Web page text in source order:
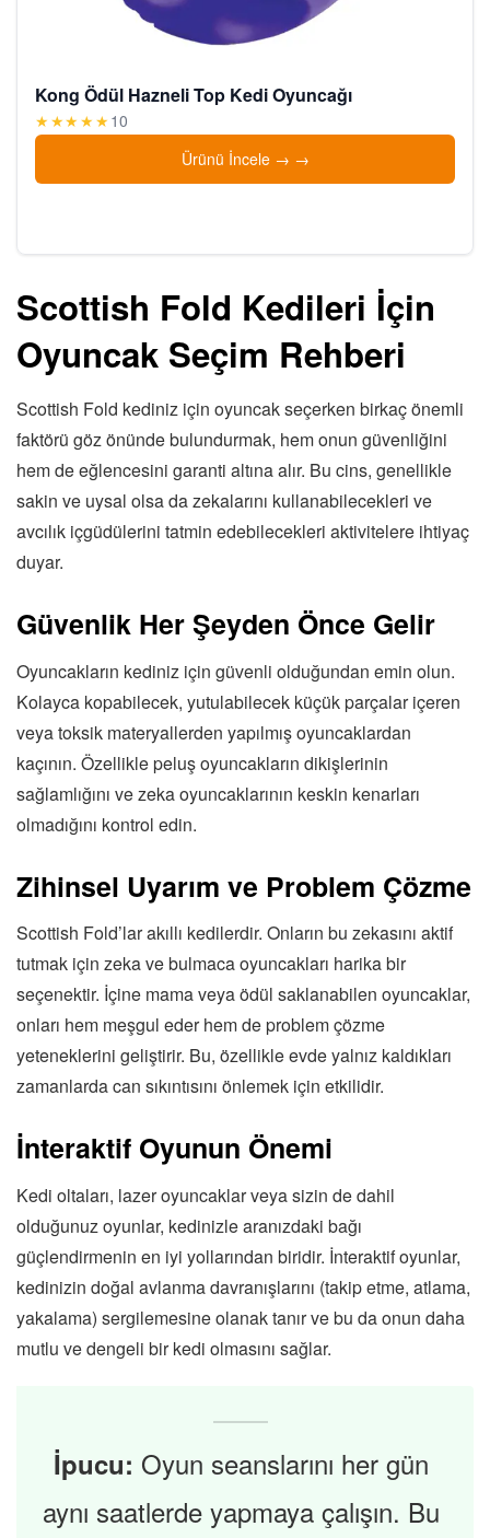
Kong Ödül Hazneli Top Kedi Oyuncağı
★★★★★10
Ürünü İncele →
Scottish Fold Kedileri İçin
Oyuncak Seçim Rehberi
Scottish Fold kediniz için oyuncak seçerken birkaç önemli
faktörü göz önünde bulundurmak, hem onun güvenliğini
hem de eğlencesini garanti altına alır. Bu cins, genellikle
sakin ve uysal olsa da zekalarını kullanabilecekleri ve
avcılık içgüdülerini tatmin edebilecekleri aktivitelere ihtiyaç
duyar.
Güvenlik Her Şeyden Önce Gelir
Oyuncakların kediniz için güvenli olduğundan emin olun.
Kolayca kopabilecek, yutulabilecek küçük parçalar içeren
veya toksik materyallerden yapılmış oyuncaklardan
kaçının. Özellikle peluş oyuncakların dikişlerinin
sağlamlığını ve zeka oyuncaklarının keskin kenarları
olmadığını kontrol edin.
Zihinsel Uyarım ve Problem Çözme
Scottish Fold’lar akıllı kedilerdir. Onların bu zekasını aktif
tutmak için zeka ve bulmaca oyuncakları harika bir
seçenektir. İçine mama veya ödül saklanabilen oyuncaklar,
onları hem meşgul eder hem de problem çözme
yeteneklerini geliştirir. Bu, özellikle evde yalnız kaldıkları
zamanlarda can sıkıntısını önlemek için etkilidir.
İnteraktif Oyunun Önemi
Kedi oltaları, lazer oyuncaklar veya sizin de dahil
olduğunuz oyunlar, kedinizle aranızdaki bağı
güçlendirmenin en iyi yollarından biridir. İnteraktif oyunlar,
kedinizin doğal avlanma davranışlarını (takip etme, atlama,
yakalama) sergilemesine olanak tanır ve bu da onun daha
mutlu ve dengeli bir kedi olmasını sağlar.
İpucu: Oyun seanslarını her gün
aynı saatlerde yapmaya çalışın. Bu